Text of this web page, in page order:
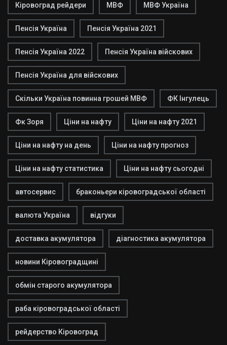
Кіровоград рейдери МВФ МВФ Україна
Пенсія Україна Пенсія Україна 2021
Пенсія Україна 2022 Пенсія Україна війскових
Пенсія Україна для війскових
Скільки Україна повинна грошей МВФ ФК Інгулець
Фк Зоря Ціни на нафту Ціни на нафту 2021
Ціни на нафту на день Ціни на нафту прогноз
Ціни на нафту статистика Ціни на нафту сьогодні
автосервис браконьери кіровоградської області
валюта Україна відгуки
доставка акумулятора діагностика акумулятора
новини Кіровоградщині
обмін старого акумулятора
раба кіровоградської області
рейдерство Кіровоград